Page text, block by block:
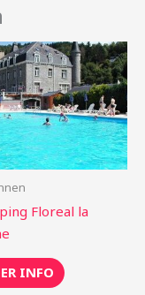
Floreal la
INFO